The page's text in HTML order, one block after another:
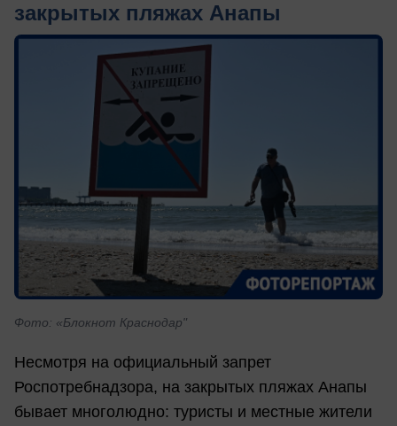
закрытых пляжах Анапы
Фото: «Блокнот Краснодар"
Несмотря на официальный запрет
Роспотребнадзора, на закрытых пляжах Анапы
бывает многолюдно: туристы и местные жители